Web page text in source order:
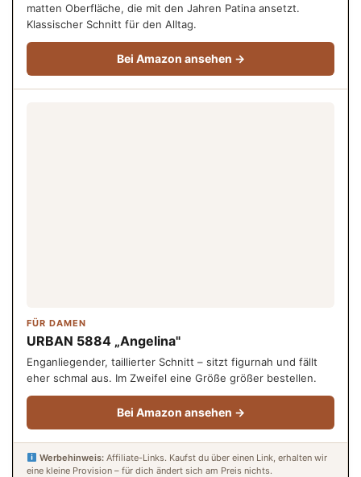
matten Oberfläche, die mit den Jahren Patina ansetzt.
Klassischer Schnitt für den Alltag.
Bei Amazon ansehen →
FÜR DAMEN
URBAN 5884 „Angelina"
Enganliegender, taillierter Schnitt – sitzt figurnah und fällt
eher schmal aus. Im Zweifel eine Größe größer bestellen.
Bei Amazon ansehen →
Werbehinweis:Affiliate-Links. Kaufst du über einen Link, erhalten wir
eine kleine Provision – für dich ändert sich am Preis nichts.